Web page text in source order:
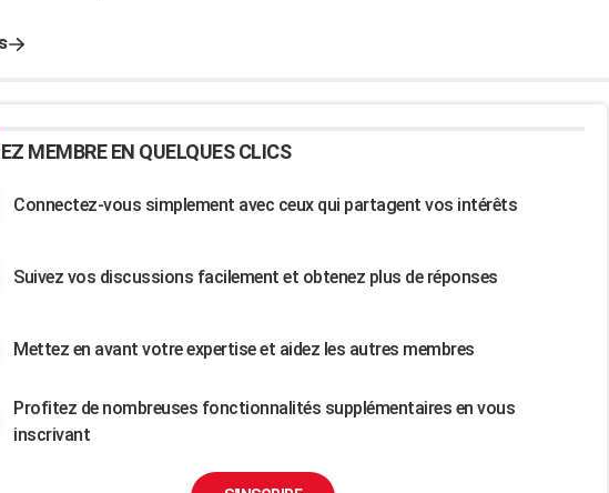
MEMBRE EN QUELQUES CLICS
Connectez-vous simplement avec ceux qui partagent vos intérêts
Suivez vos discussions facilement et obtenez plus de réponses
Mettez en avant votre expertise et aidez les autres membres
Profitez de nombreuses fonctionnalités supplémentaires en vous
inscrivant